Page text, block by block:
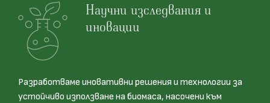
Научни изследвания и
иновации
Разработваме иновативни решения и технологии за
устойчиво използване на биомаса, насочени към